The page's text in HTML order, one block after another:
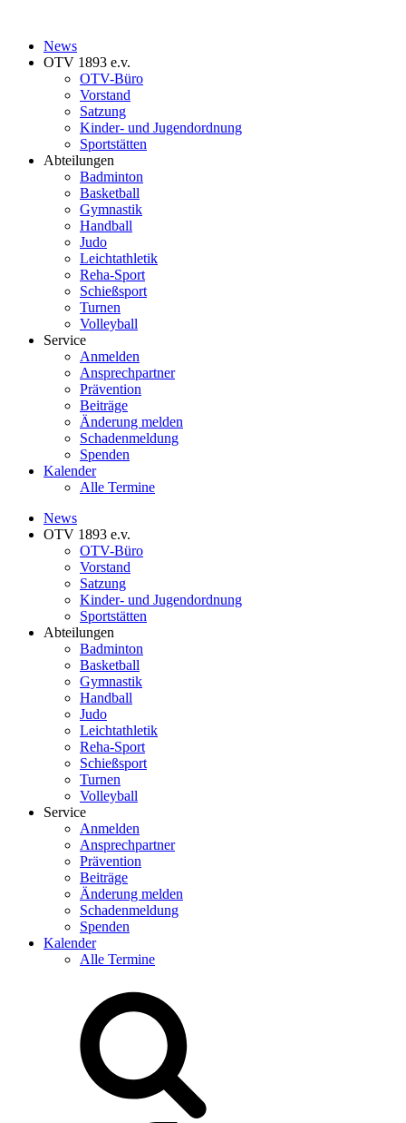
News
OTV 1893 e.v.
OTV-Büro
Vorstand
Satzung
Kinder- und Jugendordnung
Sportstätten
Abteilungen
Badminton
Basketball
Gymnastik
Handball
Judo
Leichtathletik
Reha-Sport
Schießsport
Turnen
Volleyball
Service
Anmelden
Ansprechpartner
Prävention
Beiträge
Änderung melden
Schadenmeldung
Spenden
Kalender
Alle Termine
News
OTV 1893 e.v.
OTV-Büro
Vorstand
Satzung
Kinder- und Jugendordnung
Sportstätten
Abteilungen
Badminton
Basketball
Gymnastik
Handball
Judo
Leichtathletik
Reha-Sport
Schießsport
Turnen
Volleyball
Service
Anmelden
Ansprechpartner
Prävention
Beiträge
Änderung melden
Schadenmeldung
Spenden
Kalender
Alle Termine